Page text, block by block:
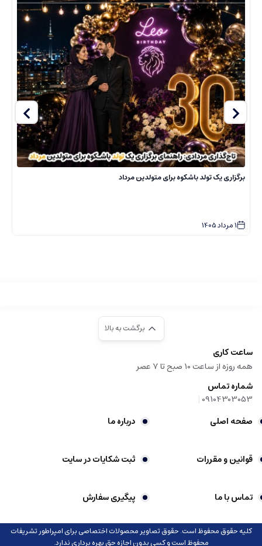
برگزاری یک تولد باشکوه برای متولدین مرداد
1مرداد1405
برگشت به بالا
ساعت کاری
همه روزه از ساعت 10 صبح تا 7 عصر
شماره تماس
09104303053
|
صفحه اصلی درباره ما
قوانین و مقررات ثبت شکایات در سایت
تماس با ما پیگیری سفارش
کلیه حقوق محفوظ است. حقوق تصاویر محصولات اختصاصی برای امپراطور تشریفات
محفوظ است و کسی بدون اجازه حق بهره برداری ندارد.